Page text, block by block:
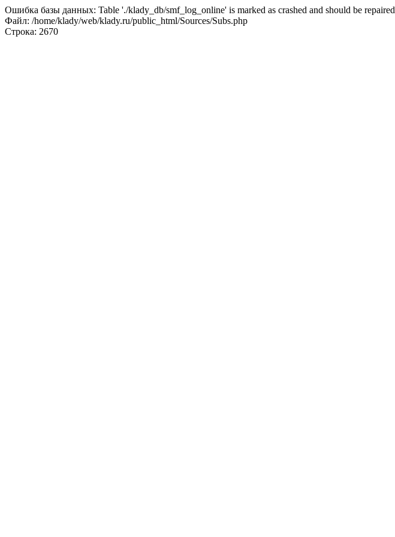
Ошибка базы данных: Table './klady_db/smf_log_online' is marked as crashed and should be repaired
Файл: /home/klady/web/klady.ru/public_html/Sources/Subs.php
Строка: 2670